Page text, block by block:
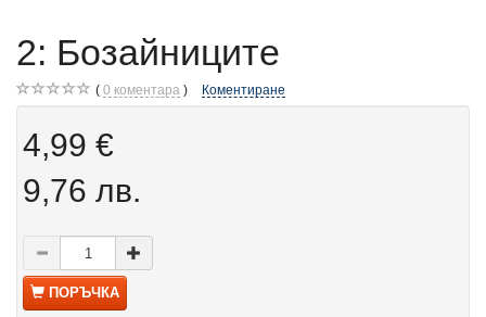
2: Бозайниците
0 коментара Коментиране
4,99 €
9,76 лв.
ПОРЪЧКА